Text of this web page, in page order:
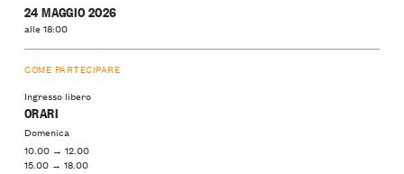
24 MAGGIO 2026
alle 18:00
COME PARTECIPARE
Ingresso libero
ORARI
Domenica
10.00 → 12.00
15.00 → 18.00